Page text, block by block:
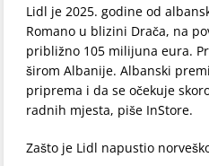
Lidl je 2025. godine od
Romano u blizini Drača, na
približno 105 milijuna eura.
širom Albanije. Albanski
priprema i da se očekuje
radnih mjesta, piše InStore.
Zašto je Lidl napustio